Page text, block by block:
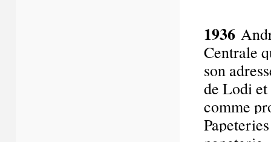
1936
Centrale
son
de Lodi et
comme